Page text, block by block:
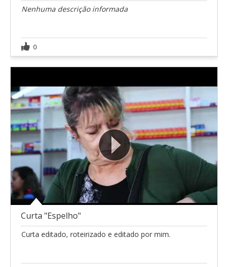
Nenhuma descrição informada
0
Curta "Espelho"
Curta editado, roteirizado e editado por mim.